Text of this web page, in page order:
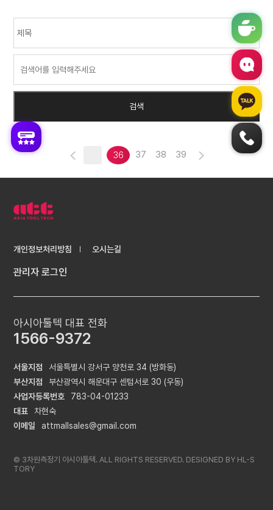
36 37 38 39
개인정보처리방침 오시는길
관리자 로그인
서울지점
서울특별시 강서구 양천로 34 (방화동)
부산지점
부산광역시 해운대구 센텀서로 30 (우동)
사업자등록번호
783-04-01233
대표
차현숙
이메일
attmallsales@gmail.com
© 3차원측정기 아시아툴텍. ALL RIGHTS RESERVED. DESIGNED BY HL-S
TORY
아시아툴텍 대표 전화
1566-9372